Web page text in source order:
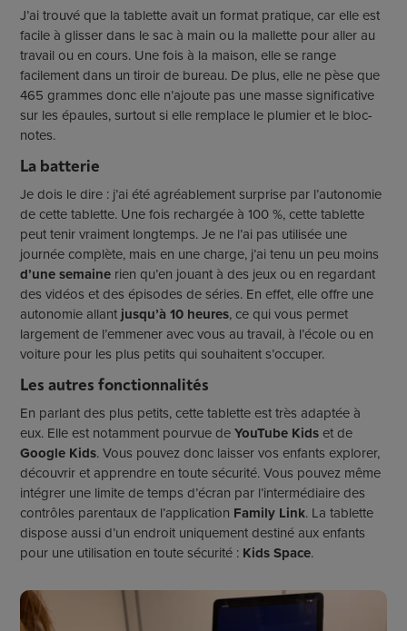
J’ai trouvé que la tablette avait un format pratique, car elle est
facile à glisser dans le sac à main ou la mallette pour aller au
travail ou en cours. Une fois à la maison, elle se range
facilement dans un tiroir de bureau. De plus, elle ne pèse que
465 grammes donc elle n’ajoute pas une masse significative
sur les épaules, surtout si elle remplace le plumier et le bloc-
notes.
La batterie
Je dois le dire : j’ai été agréablement surprise par l’autonomie
de cette tablette. Une fois rechargée à 100 %, cette tablette
peut tenir vraiment longtemps. Je ne l’ai pas utilisée une
journée complète, mais en une charge, j’ai tenu un peu moins
d’une semaine rien qu’en jouant à des jeux ou en regardant
des vidéos et des épisodes de séries. En effet, elle offre une
autonomie allant jusqu’à 10 heures, ce qui vous permet
largement de l’emmener avec vous au travail, à l’école ou en
voiture pour les plus petits qui souhaitent s’occuper.
Les autres fonctionnalités
En parlant des plus petits, cette tablette est très adaptée à
eux. Elle est notamment pourvue deYouTube Kidset de
Google Kids. Vous pouvez donc laisser vos enfants explorer,
découvrir et apprendre en toute sécurité. Vous pouvez même
intégrer une limite de temps d’écran par l’intermédiaire des
contrôles parentaux de l’application Family Link. La tablette
dispose aussi d’un endroit uniquement destiné aux enfants
pour une utilisation en toute sécurité : Kids Space.